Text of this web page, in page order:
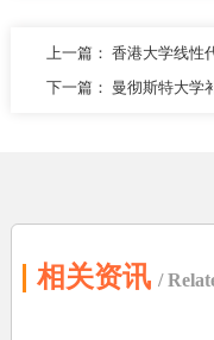
上一篇： 香港大学线性
下一篇： 曼彻斯特大学
相关资讯 /